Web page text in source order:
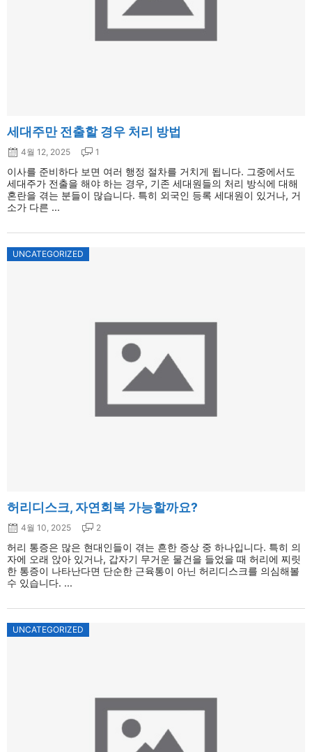
세대주만 전출할 경우 처리 방법
4월 12, 2025 1
이사를 준비하다 보면 여러 행정 절차를 거치게 됩니다. 그중에서도
세대주가 전출을 해야 하는 경우, 기존 세대원들의 처리 방식에 대해
혼란을 겪는 분들이 많습니다. 특히 외국인 등록 세대원이 있거나, 거
소가 다른 ...
UNCATEGORIZED
허리디스크, 자연회복 가능할까요?
4월 10, 2025 2
허리 통증은 많은 현대인들이 겪는 흔한 증상 중 하나입니다. 특히 의
자에 오래 앉아 있거나, 갑자기 무거운 물건을 들었을 때 허리에 찌릿
한 통증이 나타난다면 단순한 근육통이 아닌 허리디스크를 의심해볼
수 있습니다. ...
UNCATEGORIZED